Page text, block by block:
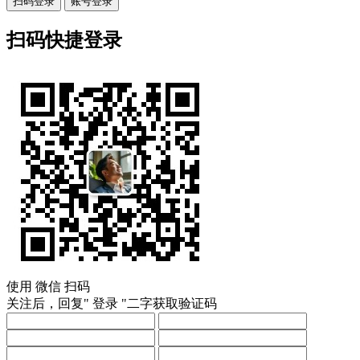
扫码快捷登录
使用 微信 扫码
关注后，回复" 登录 "二字获取验证码